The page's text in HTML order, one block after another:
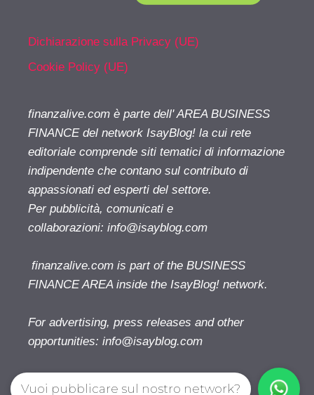
Dichiarazione sulla Privacy (UE)
Cookie Policy (UE)
finanzalive.com è parte dell' AREA BUSINESS
FINANCE del network IsayBlog! la cui rete
editoriale comprende siti tematici di informazione
indipendente che contano sul contributo di
appassionati ed esperti del settore.
Per pubblicità, comunicati e
collaborazioni: info@isayblog.com
finanzalive.com is part of the BUSINESS
FINANCE AREA inside the IsayBlog! network.
For advertising, press releases and other
opportunities: info@isayblog.com
Vuoi pubblicare sul nostro network?